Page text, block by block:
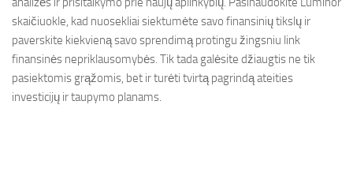
skaičiuokle, kad nuosekliai siektumėte savo finansinių tikslų ir
paverskite kiekvieną savo sprendimą protingu žingsniu link
finansinės nepriklausomybės. Tik tada galėsite džiaugtis ne tik
pasiektomis grąžomis, bet ir turėti tvirtą pagrindą ateities
investicijų ir taupymo planams.